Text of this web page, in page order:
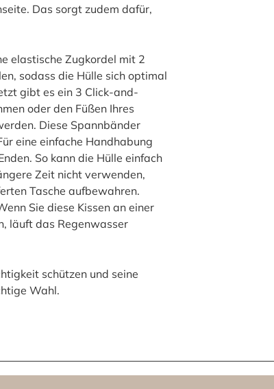
Das sorgt zudem dafür,
elastische Zugkordel mit 2
sodass die Hülle sich optimal
gibt es ein 3 Click-and-
oder den Füßen Ihres
Diese Spannbänder
eine einfache Handhabung
So kann die Hülle einfach
Zeit nicht verwenden,
Tasche aufbewahren.
Sie diese Kissen an einer
läuft das Regenwasser
schützen und seine
Wahl.